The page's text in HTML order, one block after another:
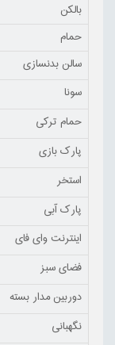
بالکن
حمام
سالن بدنسازی
سونا
حمام ترکی
پارک بازی
استخر
پارک آبی
اینترنت وای فای
فضای سبز
دوربین مدار بسته
نگهبانی